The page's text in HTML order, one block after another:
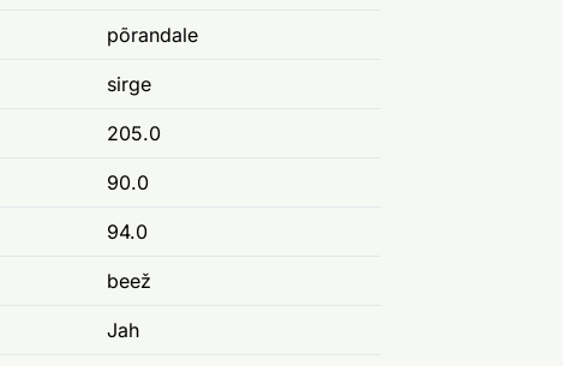
põrandale
sirge
205.0
90.0
94.0
beež
Jah